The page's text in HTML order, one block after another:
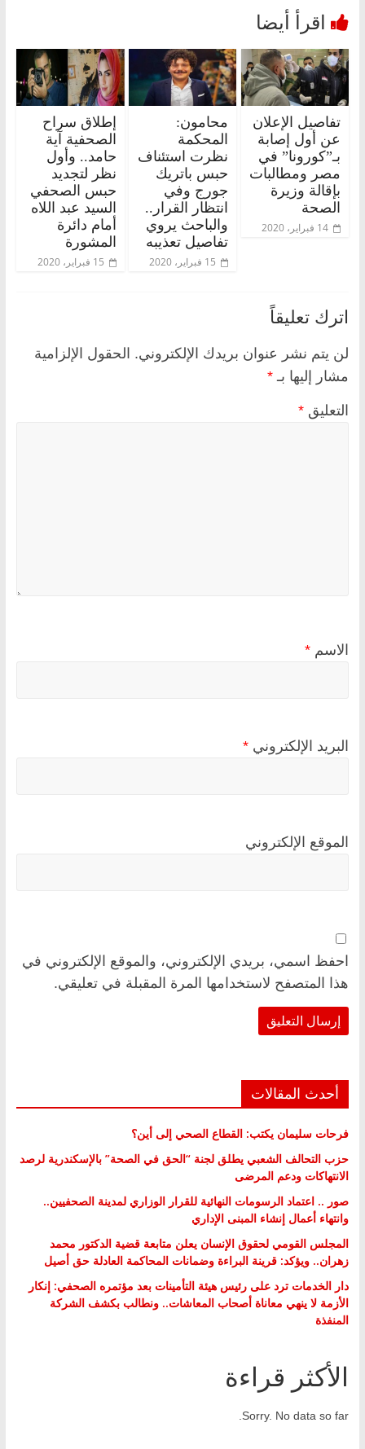
تفاصيل الإعلان
عن أول إصابة
بـ”كورونا” في
مصر ومطالبات
بإقالة وزيرة
الصحة
14 فبراير، 2020
محامون:
المحكمة
نظرت استئناف
حبس باتريك
جورج وفي
انتظار القرار..
والباحث يروي
تفاصيل تعذيبه
15 فبراير، 2020
إطلاق سراح
الصحفية آية
حامد.. وأول
نظر لتجديد
حبس الصحفي
السيد عبد اللاه
أمام دائرة
المشورة
15 فبراير، 2020
اترك تعليقاً
لن يتم نشر عنوان بريدك الإلكتروني. الحقول الإلزامية
مشار إليها بـ *
التعليق *
الاسم *
البريد الإلكتروني *
الموقع الإلكتروني
احفظ اسمي، بريدي الإلكتروني، والموقع الإلكتروني في
هذا المتصفح لاستخدامها المرة المقبلة في تعليقي.
أحدث المقالات
فرحات سليمان يكتب: القطاع الصحي إلى أين؟
حزب التحالف الشعبي يطلق لجنة “الحق في الصحة” بالإسكندرية لرصد
الانتهاكات ودعم المرضى
صور .. اعتماد الرسومات النهائية للقرار الوزاري لمدينة الصحفيين..
وانتهاء أعمال إنشاء المبنى الإداري
المجلس القومي لحقوق الإنسان يعلن متابعة قضية الدكتور محمد
زهران.. ويؤكد: قرينة البراءة وضمانات المحاكمة العادلة حق أصيل
دار الخدمات ترد على رئيس هيئة التأمينات بعد مؤتمره الصحفي: إنكار
الأزمة لا ينهي معاناة أصحاب المعاشات.. ونطالب بكشف الشركة
المنفذة
الأكثر قراءة
Sorry. No data so far.